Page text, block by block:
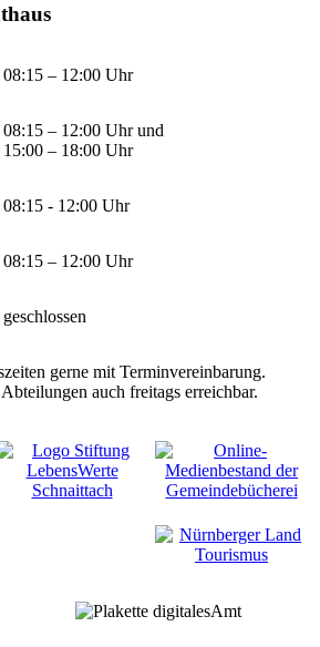
08:15 – 12:00 Uhr
08:15 – 12:00 Uhr und
15:00 – 18:00 Uhr
08:15 - 12:00 Uhr
08:15 – 12:00 Uhr
geschlossen
gerne mit Terminvereinbarung.
auch freitags erreichbar.